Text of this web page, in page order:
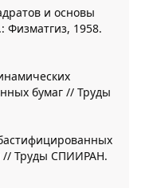
и основы
1958.
бумаг // Труды
// Труды СПИИРАН.